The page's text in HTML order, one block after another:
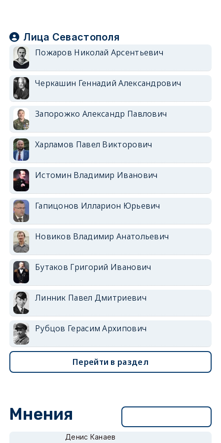
Лица Севастополя
Пожаров Николай Арсентьевич
Черкашин Геннадий Александрович
Запорожко Александр Павлович
Харламов Павел Викторович
Истомин Владимир Иванович
Гапицонов Илларион Юрьевич
Новиков Владимир Анатольевич
Бутаков Григорий Иванович
Линник Павел Дмитриевич
Рубцов Герасим Архипович
Перейти в раздел
Мнения
Денис Канаев